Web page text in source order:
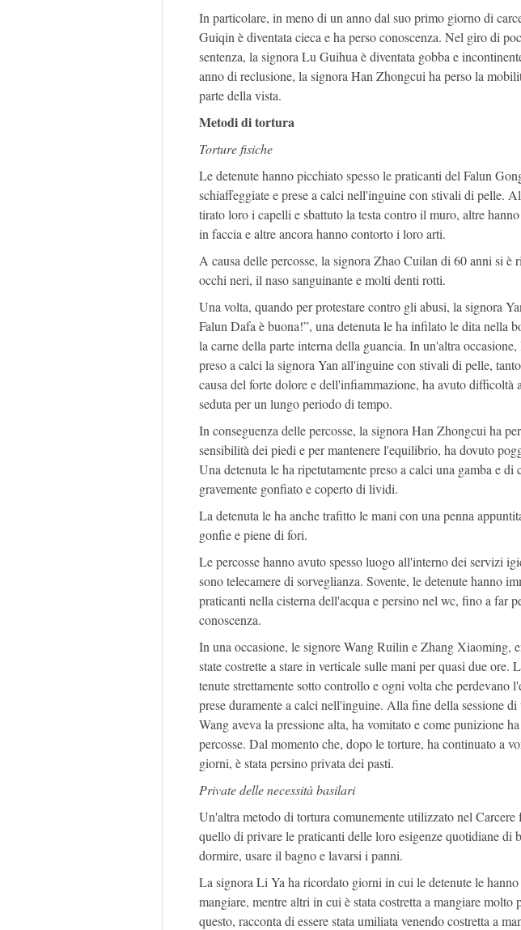
In particolare, in meno di un anno dal suo primo giorno di
Guiqin è diventata cieca e ha perso conoscenza. Nel giro di
sentenza, la signora Lu Guihua è diventata gobba e
anno di reclusione, la signora Han Zhongcui ha perso la
parte della vista.
Metodi di tortura
Torture fisiche
Le detenute hanno picchiato spesso le praticanti del Falun
schiaffeggiate e prese a calci nell'inguine con stivali di pelle.
tirato loro i capelli e sbattuto la testa contro il muro, altre
in faccia e altre ancora hanno contorto i loro arti.
A causa delle percosse, la signora Zhao Cuilan di 60 anni si è
occhi neri, il naso sanguinante e molti denti rotti.
Una volta, quando per protestare contro gli abusi, la signora
Falun Dafa è buona!”, una detenuta le ha infilato le dita nella
la carne della parte interna della guancia. In un'altra occasione,
preso a calci la signora Yan all'inguine con stivali di pelle,
causa del forte dolore e dell'infiammazione, ha avuto difficoltà
seduta per un lungo periodo di tempo.
In conseguenza delle percosse, la signora Han Zhongcui ha
sensibilità dei piedi e per mantenere l'equilibrio, ha dovuto
Una detenuta le ha ripetutamente preso a calci una gamba e di
gravemente gonfiato e coperto di lividi.
La detenuta le ha anche trafitto le mani con una penna
gonfie e piene di fori.
Le percosse hanno avuto spesso luogo all'interno dei servizi
sono telecamere di sorveglianza. Sovente, le detenute hanno
praticanti nella cisterna dell'acqua e persino nel wc, fino a far
conoscenza.
In una occasione, le signore Wang Ruilin e Zhang Xiaoming,
state costrette a stare in verticale sulle mani per quasi due ore.
tenute strettamente sotto controllo e ogni volta che perdevano
prese duramente a calci nell'inguine. Alla fine della sessione
Wang aveva la pressione alta, ha vomitato e come punizione
percosse. Dal momento che, dopo le torture, ha continuato a
giorni, è stata persino privata dei pasti.
Private delle necessità basilari
Un'altra metodo di tortura comunemente utilizzato nel Carcere
quello di privare le praticanti delle loro esigenze quotidiane di
dormire, usare il bagno e lavarsi i panni.
La signora Li Ya ha ricordato giorni in cui le detenute le
mangiare, mentre altri in cui è stata costretta a mangiare molto
questo, racconta di essere stata umiliata venendo costretta a